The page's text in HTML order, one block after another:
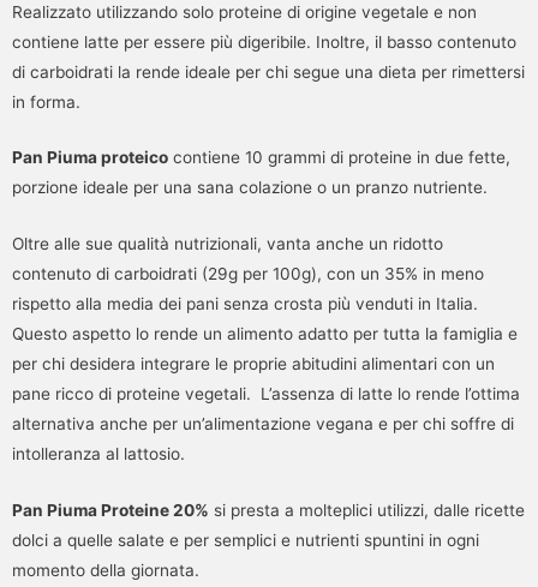
Realizzato utilizzando solo proteine di origine vegetale e non
contiene latte per essere più digeribile. Inoltre, il basso contenuto
di carboidrati la rende ideale per chi segue una dieta per rimettersi
in forma.
Pan Piuma proteico contiene 10 grammi di proteine in due fette,
porzione ideale per una sana colazione o un pranzo nutriente.
Oltre alle sue qualità nutrizionali, vanta anche un ridotto
contenuto di carboidrati (29g per 100g), con un 35% in meno
rispetto alla media dei pani senza crosta più venduti in Italia.
Questo aspetto lo rende un alimento adatto per tutta la famiglia e
per chi desidera integrare le proprie abitudini alimentari con un
pane ricco di proteine vegetali. L’assenza di latte lo rende l’ottima
alternativa anche per un’alimentazione vegana e per chi soffre di
intolleranza al lattosio.
Pan Piuma Proteine 20% si presta a molteplici utilizzi, dalle ricette
dolci a quelle salate e per semplici e nutrienti spuntini in ogni
momento della giornata.